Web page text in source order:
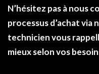
N’hésitez pas à nous
processus d’achat via
technicien vous
mieux selon vos